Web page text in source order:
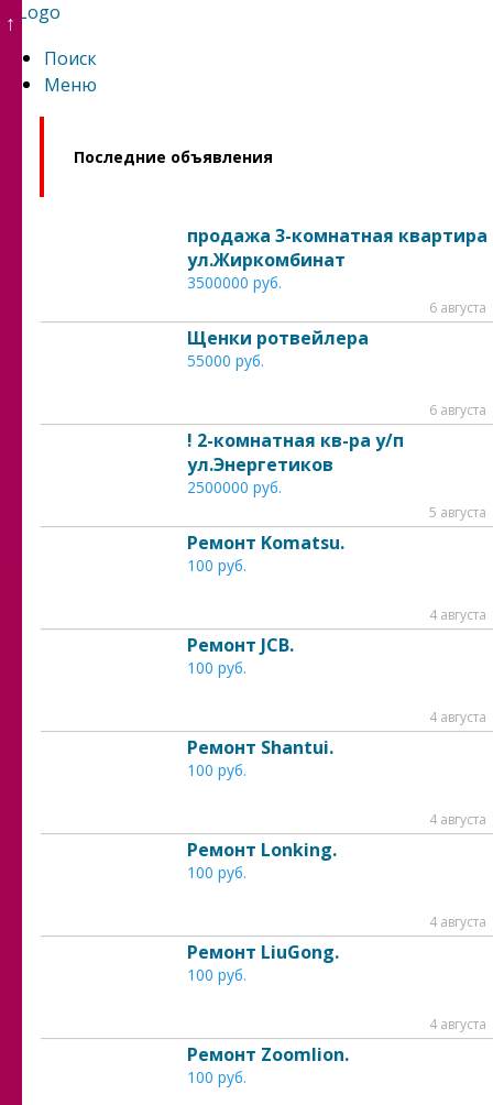
Поиск
Меню
Последние объявления
продажа 3-комнатная квартира
ул.Жиркомбинат
3500000 руб.
6 августа
Щенки ротвейлера
55000 руб.
6 августа
! 2-комнатная кв-ра у/п
ул.Энергетиков
2500000 руб.
5 августа
Ремонт Komatsu.
100 руб.
4 августа
Ремонт JCB.
100 руб.
4 августа
Ремонт Shantui.
100 руб.
4 августа
Ремонт Lonking.
100 руб.
4 августа
Ремонт LiuGong.
100 руб.
4 августа
Ремонт Zoomlion.
100 руб.
↑